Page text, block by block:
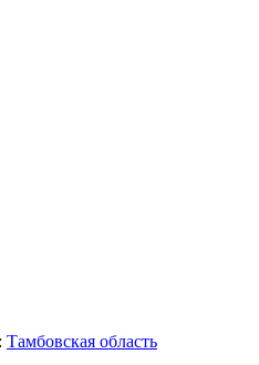
Тамбовская область